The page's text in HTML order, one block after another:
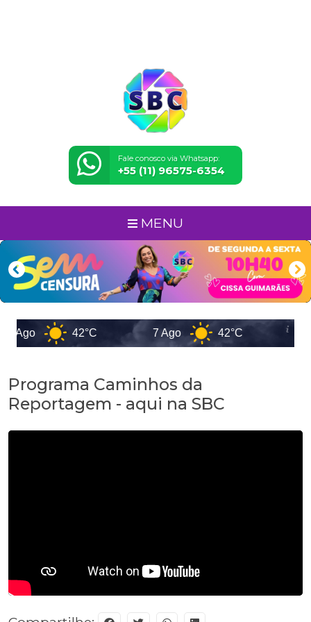
Fale conosco via Whatsapp:
+55 (11) 96575-6354
MENU
6 Ago 42°C 7 Ago 42°C
Programa Caminhos da
Reportagem - aqui na SBC